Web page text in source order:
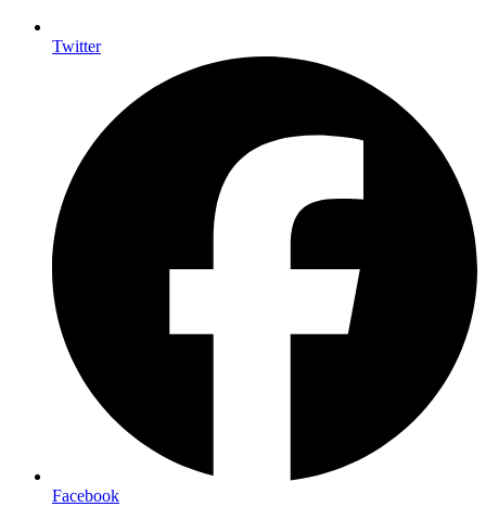
Twitter
Facebook